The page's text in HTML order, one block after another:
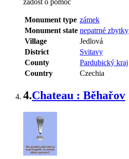
žádost o pomoc
Monument type zámek
Monument state nepatrné zbytky
Village
Jedlová
District
Svitavy
County
Pardubický kraj
Country
Czechia
4.Chateau : Běhařov